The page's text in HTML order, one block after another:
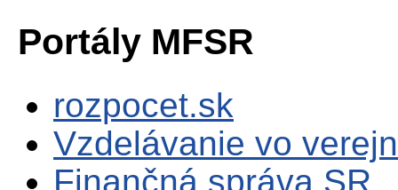
Portály MFSR
rozpocet.sk
Vzdelávanie vo
Finančná správa SR